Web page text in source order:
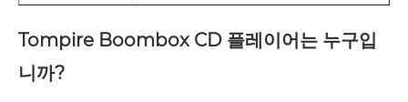
Tompire Boombox CD 플레이어는 누구입
니까?